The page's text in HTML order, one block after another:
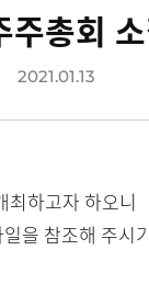
총회
2021.01.13
하고자 하오니
을 참조해 주시